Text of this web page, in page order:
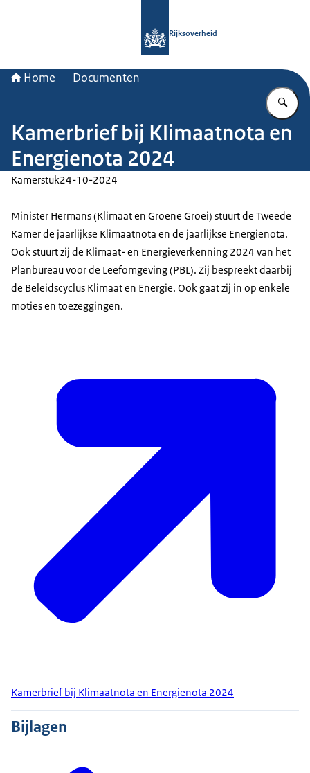
Rijksoverheid
Home Documenten
Kamerbrief bij Klimaatnota en
Energienota 2024
Kamerstuk24-10-2024
Minister Hermans (Klimaat en Groene Groei) stuurt de Tweede
Kamer de jaarlijkse Klimaatnota en de jaarlijkse Energienota.
Ook stuurt zij de Klimaat- en Energieverkenning 2024 van het
Planbureau voor de Leefomgeving (PBL). Zij bespreekt daarbij
de Beleidscyclus Klimaat en Energie. Ook gaat zij in op enkele
moties en toezeggingen.
Kamerbrief bij Klimaatnota en Energienota 2024
Bijlagen